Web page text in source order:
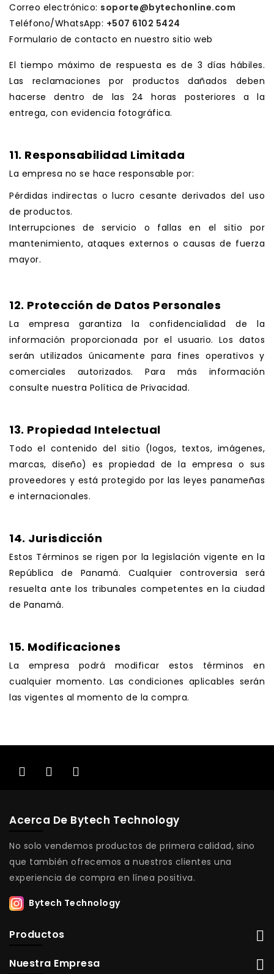
Correo electrónico: soporte@bytechonline.com
Teléfono/WhatsApp: +507 6102 5424
Formulario de contacto en nuestro sitio web
El tiempo máximo de respuesta es de 3 días hábiles.
Las reclamaciones por productos dañados deben
hacerse dentro de las 24 horas posteriores a la
entrega, con evidencia fotográfica.
11. Responsabilidad Limitada
La empresa no se hace responsable por:
Pérdidas indirectas o lucro cesante derivados del uso
de productos.
Interrupciones de servicio o fallas en el sitio por
mantenimiento, ataques externos o causas de fuerza
mayor.
12. Protección de Datos Personales
La empresa garantiza la confidencialidad de la
información proporcionada por el usuario. Los datos
serán utilizados únicamente para fines operativos y
comerciales autorizados. Para más información
consulte nuestra Política de Privacidad.
13. Propiedad Intelectual
Todo el contenido del sitio (logos, textos, imágenes,
marcas, diseño) es propiedad de la empresa o sus
proveedores y está protegido por las leyes panameñas
e internacionales.
14. Jurisdicción
Estos Términos se rigen por la legislación vigente en la
República de Panamá. Cualquier controversia será
resuelta ante los tribunales competentes en la ciudad
de Panamá.
15. Modificaciones
La empresa podrá modificar estos términos en
cualquier momento. Las condiciones aplicables serán
las vigentes al momento de la compra.
Acerca De Bytech Technology
No solo vendemos productos de primera calidad, sino
que también ofrecemos a nuestros clientes una
experiencia de compra en línea positiva.
Bytech Technology
Productos
Nuestra Empresa